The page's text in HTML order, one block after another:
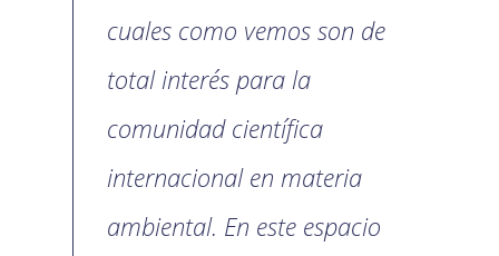
cuales como vemos son de
total interés para la
comunidad científica
internacional en materia
ambiental. En este espacio